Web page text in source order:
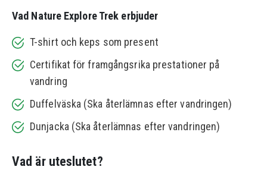
Vad Nature Explore Trek erbjuder
T-shirt och keps som present
Certifikat för framgångsrika prestationer på
vandring
Duffelväska (Ska återlämnas efter vandringen)
Dunjacka (Ska återlämnas efter vandringen)
Vad är uteslutet?